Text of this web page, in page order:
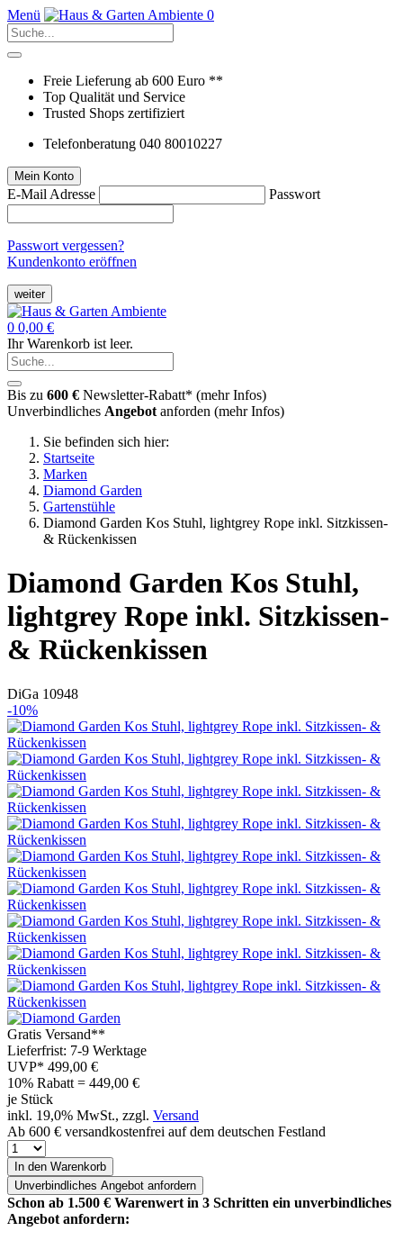
Menü 0
Freie Lieferung ab 600 Euro **
Top Qualität und Service
Trusted Shops zertifiziert
Telefonberatung 040 80010227
Mein Konto
E-Mail Adresse Passwort
Passwort vergessen?
Kundenkonto eröffnen
weiter
0 0,00 €
Ihr Warenkorb ist leer.
Bis zu 600 € Newsletter-Rabatt* (mehr Infos)
Unverbindliches Angebot anforden (mehr Infos)
Sie befinden sich hier:
Startseite
Marken
Diamond Garden
Gartenstühle
Diamond Garden Kos Stuhl, lightgrey Rope inkl. Sitzkissen-
& Rückenkissen
Diamond Garden Kos Stuhl,
lightgrey Rope inkl. Sitzkissen-
& Rückenkissen
DiGa 10948
-10%
Gratis Versand**
Lieferfrist: 7-9 Werktage
UVP* 499,00 €
10% Rabatt = 449,00 €
je Stück
inkl. 19,0% MwSt., zzgl. Versand
Ab 600 € versandkostenfrei auf dem deutschen Festland
In den Warenkorb
Unverbindliches Angebot anfordern
Schon ab 1.500 € Warenwert in 3 Schritten ein unverbindliches
Angebot anfordern: